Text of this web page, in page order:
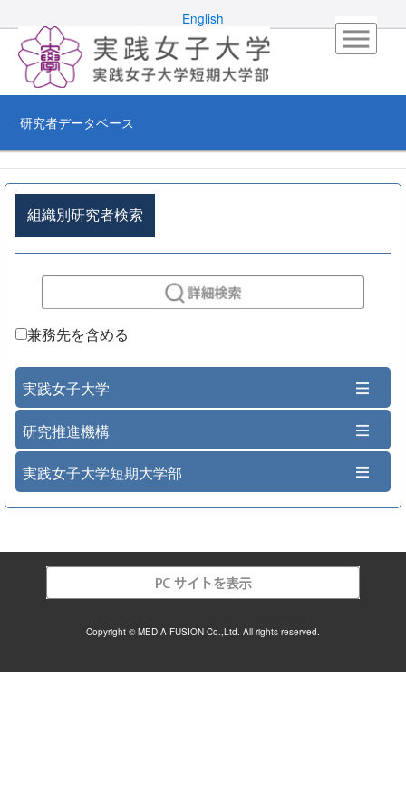
English
研究者データベース
組織別研究者検索
兼務先を含める
実践女子大学
研究推進機構
実践女子大学短期大学部
Copyright © MEDIA FUSION Co.,Ltd. All rights reserved.